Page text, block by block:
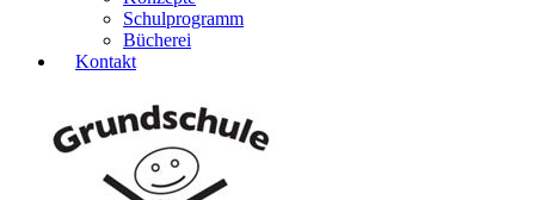
Schulprogramm
Bücherei
Kontakt